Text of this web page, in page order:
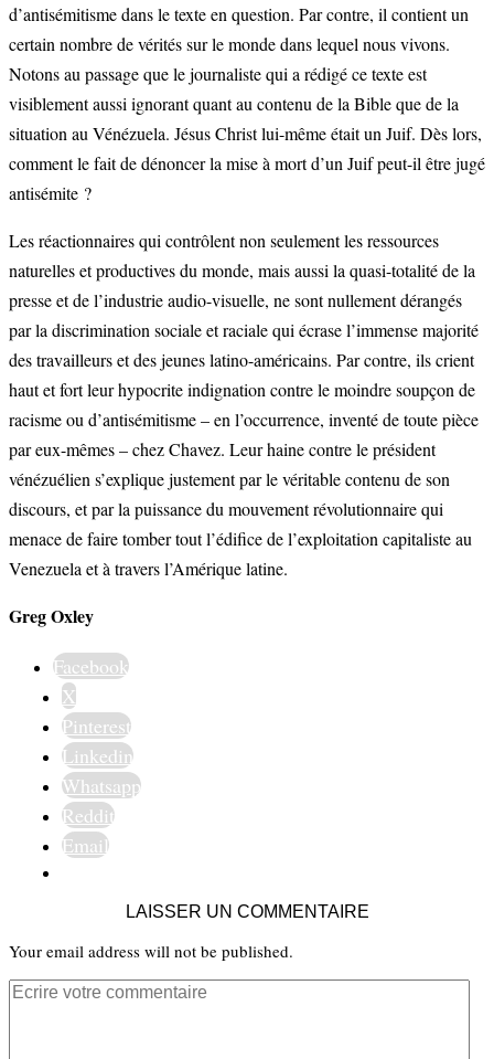
d’antisémitisme dans le texte en question. Par contre, il contient un
certain nombre de vérités sur le monde dans lequel nous vivons.
Notons au passage que le journaliste qui a rédigé ce texte est
visiblement aussi ignorant quant au contenu de la Bible que de la
situation au Vénézuela. Jésus Christ lui-même était un Juif. Dès lors,
comment le fait de dénoncer la mise à mort d’un Juif peut-il être jugé
antisémite ?
Les réactionnaires qui contrôlent non seulement les ressources
naturelles et productives du monde, mais aussi la quasi-totalité de la
presse et de l’industrie audio-visuelle, ne sont nullement dérangés
par la discrimination sociale et raciale qui écrase l’immense majorité
des travailleurs et des jeunes latino-américains. Par contre, ils crient
haut et fort leur hypocrite indignation contre le moindre soupçon de
racisme ou d’antisémitisme – en l’occurrence, inventé de toute pièce
par eux-mêmes – chez Chavez. Leur haine contre le président
vénézuélien s’explique justement par le véritable contenu de son
discours, et par la puissance du mouvement révolutionnaire qui
menace de faire tomber tout l’édifice de l’exploitation capitaliste au
Venezuela et à travers l’Amérique latine.
Greg Oxley
Facebook
X
Pinterest
Linkedin
Whatsapp
Reddit
Email
LAISSER UN COMMENTAIRE
Your email address will not be published.